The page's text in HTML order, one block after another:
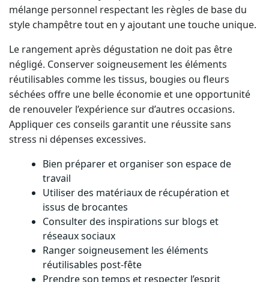
style champêtre tout en y ajoutant une touche unique.
Le rangement après dégustation ne doit pas être
négligé. Conserver soigneusement les éléments
réutilisables comme les tissus, bougies ou fleurs
séchées offre une belle économie et une opportunité
de renouveler l’expérience sur d’autres occasions.
Appliquer ces conseils garantit une réussite sans
stress ni dépenses excessives.
Bien préparer et organiser son espace de
travail
Utiliser des matériaux de récupération et
issus de brocantes
Consulter des inspirations sur blogs et
réseaux sociaux
Ranger soigneusement les éléments
réutilisables post-fête
Prendre son temps et respecter l’esprit
champêtre dans chaque création